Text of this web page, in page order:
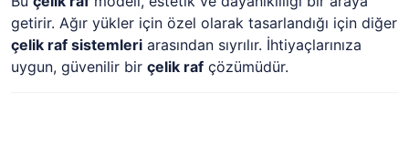
getirir. Ağır yükler için özel olarak tasarlandığı için diğer
çelik raf sistemleri arasından sıyrılır. İhtiyaçlarınıza
uygun, güvenilir bir çelik raf çözümüdür.